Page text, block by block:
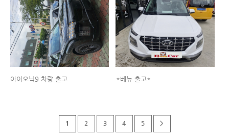
아이오닉9 차량 출고 *베뉴 출고*
1 2 3 4 5 >